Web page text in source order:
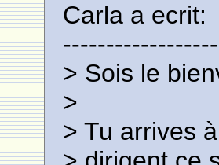
Carla a ecrit:
> Sois le
>
> Tu arrives